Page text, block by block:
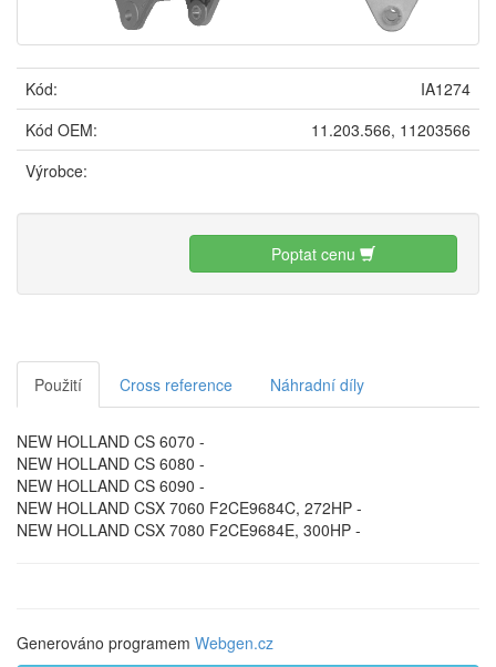
Kód:
IA1274
Kód OEM:
11.203.566, 11203566
Výrobce:
Poptat cenu
Použití Cross reference Náhradní díly
NEW HOLLAND CS 6070 -
NEW HOLLAND CS 6080 -
NEW HOLLAND CS 6090 -
NEW HOLLAND CSX 7060 F2CE9684C, 272HP -
NEW HOLLAND CSX 7080 F2CE9684E, 300HP -
Generováno programem Webgen.cz